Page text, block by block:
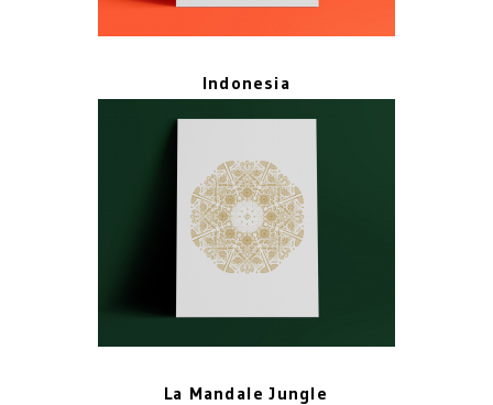
Indonesia
La Mandale Jungle